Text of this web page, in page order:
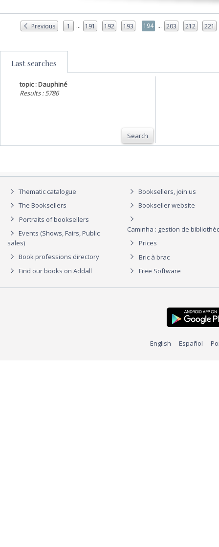
Previous 1 ... 191 192 193 194 ... 203 212 221
Last searches
topic : Dauphiné
Results : 5786
Search
Thematic catalogue
The Booksellers
Portraits of booksellers
Events (Shows, Fairs, Public
sales)
Book professions directory
Find our books on Addall
Booksellers, join us
Bookseller website
Caminha : gestion de
Prices
Bric à brac
Free Software
English Español